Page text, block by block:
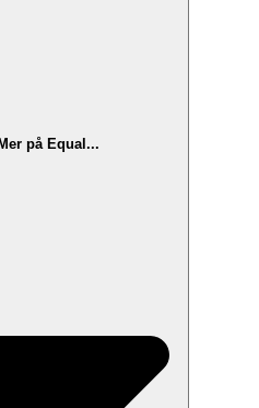
på Equal...